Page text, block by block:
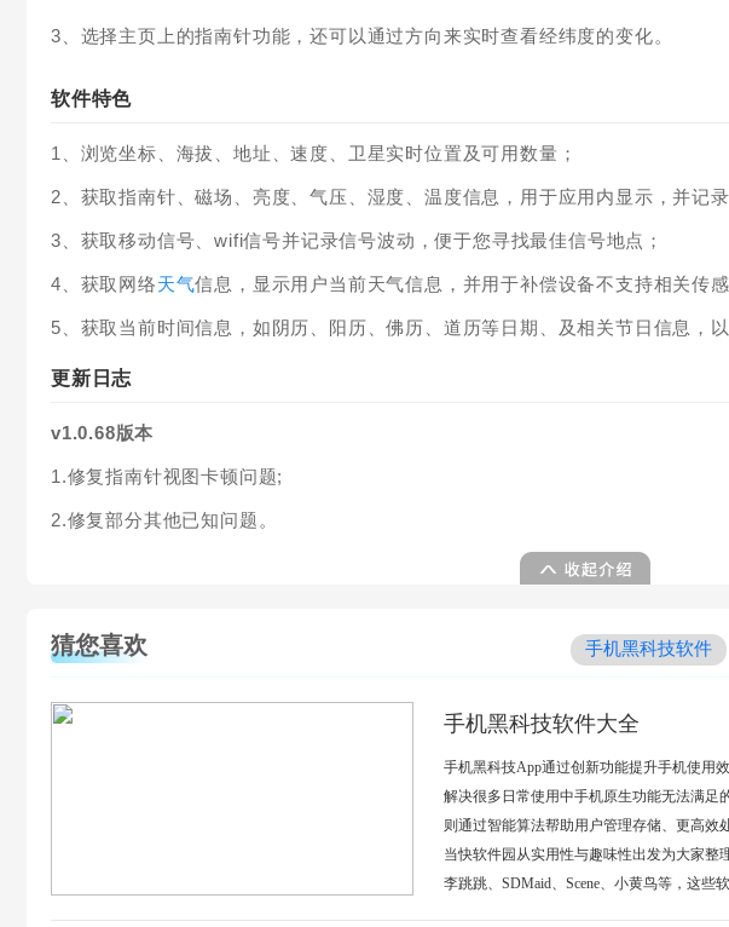
3、选择主页上的指南针功能，还可以通过方向来实时查看经纬度的变化。
软件特色
1、浏览坐标、海拔、地址、速度、卫星实时位置及可用数量；
2、获取指南针、磁场、亮度、气压、湿度、温度信息，用于应用内显示，并记
3、获取移动信号、wifi信号并记录信号波动，便于您寻找最佳信号地点；
4、获取网络天气信息，显示用户当前天气信息，并用于补偿设备不支持相关传
5、获取当前时间信息，如阴历、阳历、佛历、道历等日期、及相关节日信息，以
更新日志
v1.0.68版本
1.修复指南针视图卡顿问题;
2.修复部分其他已知问题。
猜您喜欢 手机黑科技软件
手机黑科技软件大全
手机黑科技App通过创新功能提升手机使用
解决很多日常使用中手机原生功能无法满足
则通过智能算法帮助用户管理存储、更高效
当快软件园从实用性与趣味性出发为大家整
李跳跳、SDMaid、Scene、小黄鸟等，这